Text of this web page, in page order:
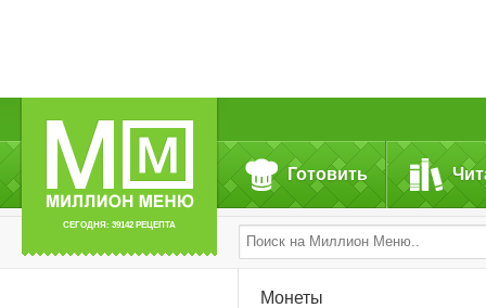
СЕГОДНЯ: 39142 РЕЦЕПТА
Готовить
Монеты